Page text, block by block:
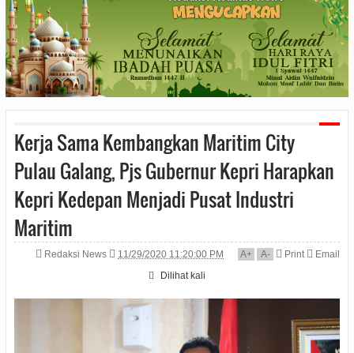
Kerja Sama Kembangkan Maritim City
Pulau Galang, Pjs Gubernur Kepri Harapkan
Kepri Kedepan Menjadi Pusat Industri
Maritim
Redaksi News 11/29/2020 11:20:00 PM A+ A- Print
Email
Dilihat kali